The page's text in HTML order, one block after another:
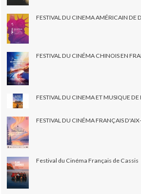
FESTIVAL DU CINEMA AMÉRICAIN DE
FESTIVAL DU CINÉMA CHINOIS EN
FESTIVAL DU CINEMA ET MUSIQUE
FESTIVAL DU CINÉMA FRANÇAIS
Festival du Cinéma Français de Cassis